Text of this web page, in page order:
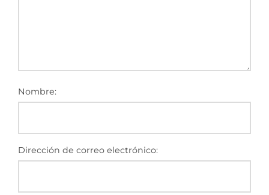
Nombre:
Dirección de correo electrónico: